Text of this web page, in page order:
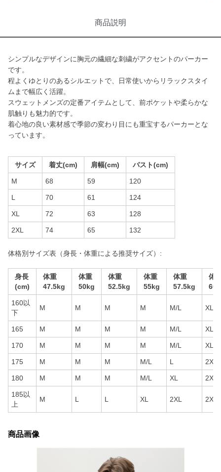
商品説明
シンプルなデザインに胸元の繊細な刺繍がアクセントのパーカー
です。
程よくゆとりのあるシルエットで、日常使いからリラックスタイ
ムまで幅広く活躍。
スウェットメンズの定番アイテムとして、前ポケットや柔らかな
肌触りも魅力的です。
着心地の良い素材感で季節の変わり目にも重宝するパーカーとな
っています。
サイズ 着丈(cm) 肩幅(cm) バスト(cm)
M 68 59 120
L 70 61 124
XL 72 63 128
2XL 74 65 132
体格別サイズ表（身長・体重による推奨サイズ）:
身長
(cm)
体重
47.5kg
体重
50kg
体重
52.5kg
体重
55kg
体重
57.5kg
体
160以
下
M M M M M/L XL/
165 M M M M M/L XL/
170 M M M M M/L XL/
175 M M M M/L L 2XL
180 M M M M/L XL 2XL
185以
上
M L L XL 2XL 2XL
商品画像